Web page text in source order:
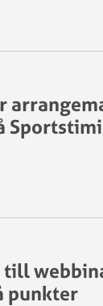
till
punkter